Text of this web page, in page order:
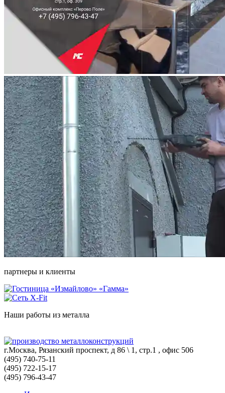
партнеры и клиенты
Наши работы из металла
г.Москва, Рязанский проспект, д 86 \ 1, стр.1 , офис 506
(495) 740-75-11
(495) 722-15-17
(495) 796-43-47